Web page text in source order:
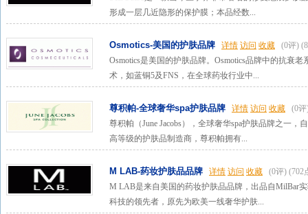
形成一层几近隐形的保护膜；本品经数...
Osmotics-美国的护肤品牌 详情 访问 收藏 (0评)
Osmotics是美国的护肤品牌。Osmotics品牌中的抗衰
术，如蓝铜5及FNS，在全球药妆行业中...
尊积帕-全球奢华spa护肤品牌 详情 访问 收藏
(0
尊积帕（June Jacobs），全球奢华spa护肤品牌之一
高等级的护肤品制造商，尊积帕拥有...
M LAB-药妆护肤品品牌 详情 访问 收藏 (0评) (702
M LAB是来自美国的药妆护肤品品牌，出品自MilBar
科技的领先者，原先为欧美一线奢华护肤...